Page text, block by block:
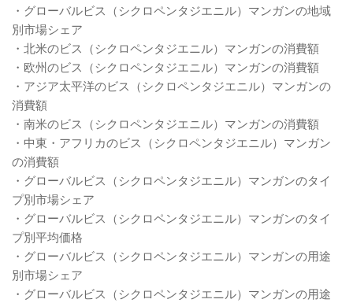
・グローバルビス（シクロペンタジエニル）マンガンの地域
別市場シェア
・北米のビス（シクロペンタジエニル）マンガンの消費額
・欧州のビス（シクロペンタジエニル）マンガンの消費額
・アジア太平洋のビス（シクロペンタジエニル）マンガンの
消費額
・南米のビス（シクロペンタジエニル）マンガンの消費額
・中東・アフリカのビス（シクロペンタジエニル）マンガン
の消費額
・グローバルビス（シクロペンタジエニル）マンガンのタイ
プ別市場シェア
・グローバルビス（シクロペンタジエニル）マンガンのタイ
プ別平均価格
・グローバルビス（シクロペンタジエニル）マンガンの用途
別市場シェア
・グローバルビス（シクロペンタジエニル）マンガンの用途